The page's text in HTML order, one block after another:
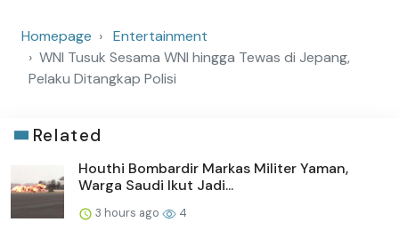
Homepage
Entertainment
WNI Tusuk Sesama WNI hingga Tewas di Jepang,
Pelaku Ditangkap Polisi
Related
Houthi Bombardir Markas Militer Yaman,
Warga Saudi Ikut Jadi...
3 hours ago 4